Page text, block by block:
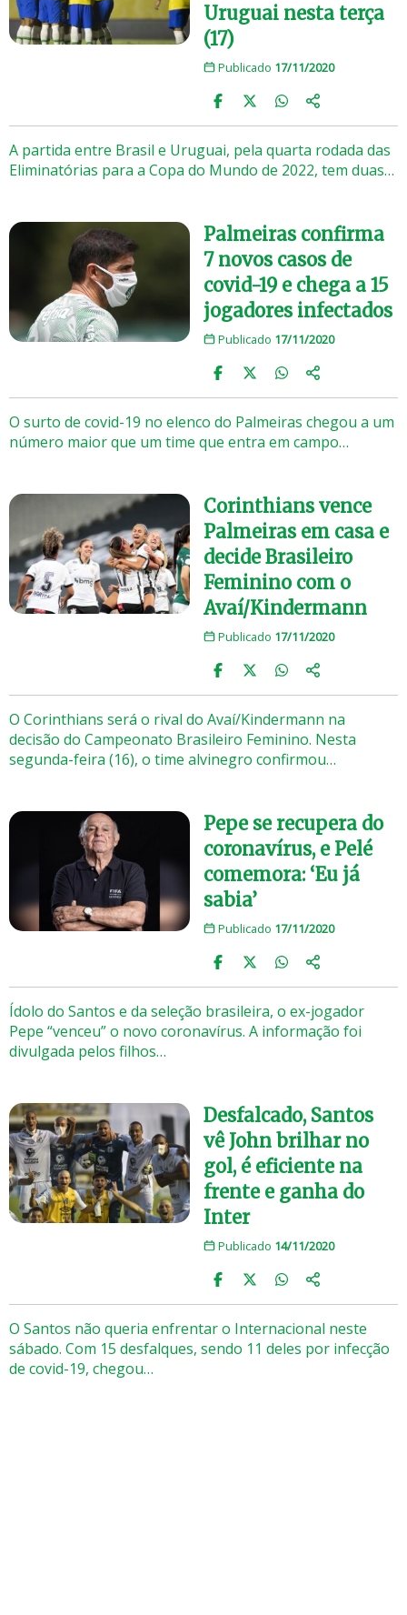
Uruguai nesta terça
(17)
Publicado 17/11/2020
A partida entre Brasil e Uruguai, pela quarta rodada das
Eliminatórias para a Copa do Mundo de 2022, tem duas…
Palmeiras confirma
7 novos casos de
covid-19 e chega a 15
jogadores infectados
Publicado 17/11/2020
O surto de covid-19 no elenco do Palmeiras chegou a um
número maior que um time que entra em campo…
Corinthians vence
Palmeiras em casa e
decide Brasileiro
Feminino com o
Avaí/Kindermann
Publicado 17/11/2020
O Corinthians será o rival do Avaí/Kindermann na
decisão do Campeonato Brasileiro Feminino. Nesta
segunda-feira (16), o time alvinegro confirmou…
Pepe se recupera do
coronavírus, e Pelé
comemora: ‘Eu já
sabia’
Publicado 17/11/2020
Ídolo do Santos e da seleção brasileira, o ex-jogador
Pepe “venceu” o novo coronavírus. A informação foi
divulgada pelos filhos…
Desfalcado, Santos
vê John brilhar no
gol, é eficiente na
frente e ganha do
Inter
Publicado 14/11/2020
O Santos não queria enfrentar o Internacional neste
sábado. Com 15 desfalques, sendo 11 deles por infecção
de covid-19, chegou…